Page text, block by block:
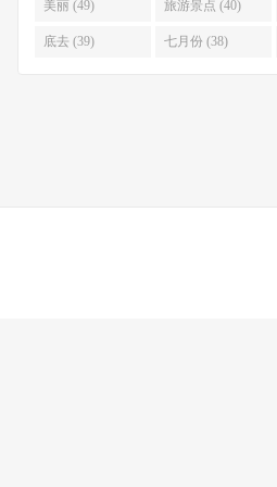
美丽 (49) 旅游景点 (40)
底去 (39) 七月份 (38)